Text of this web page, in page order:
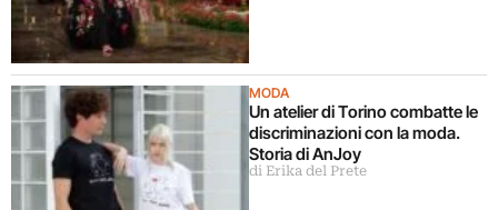
MODA
Un atelier di Torino combatte le
discriminazioni con la moda.
Storia di AnJoy
di Erika del Prete